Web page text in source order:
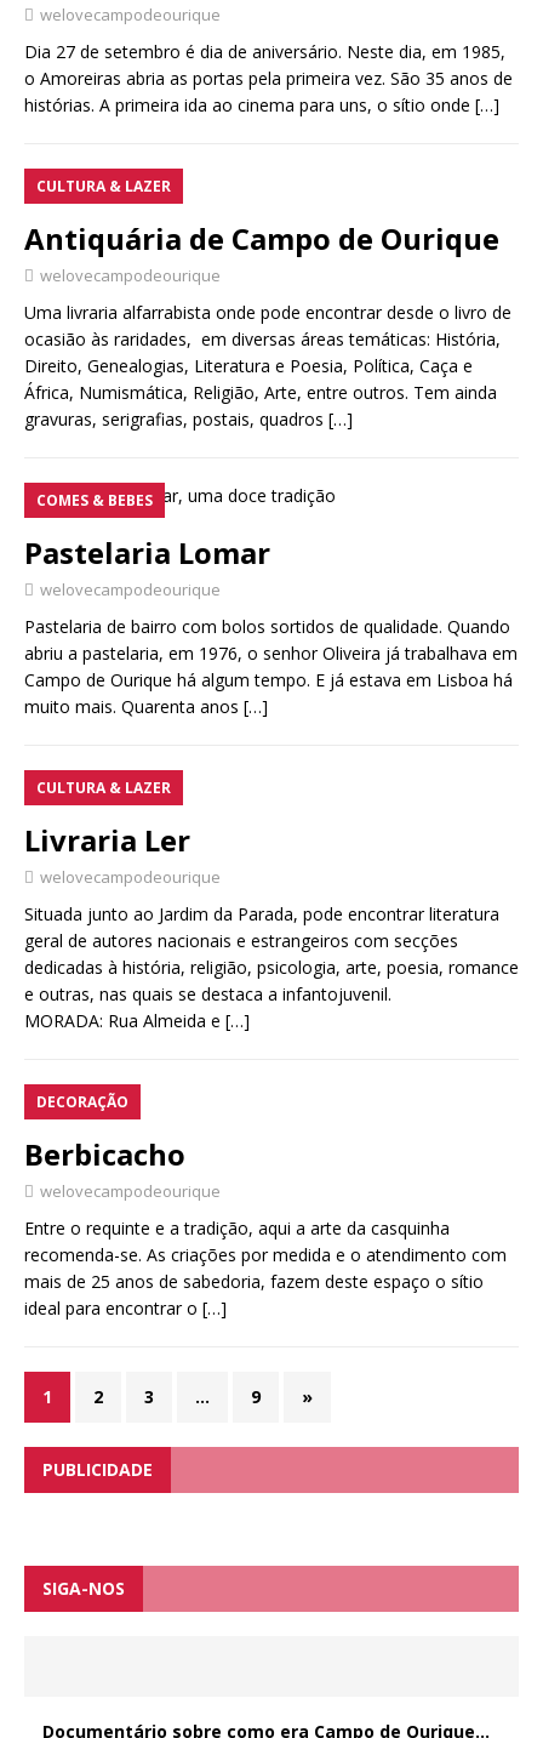
welovecampodeourique
Dia 27 de setembro é dia de aniversário. Neste dia, em 1985,
o Amoreiras abria as portas pela primeira vez. São 35 anos de
histórias. A primeira ida ao cinema para uns, o sítio onde […]
CULTURA & LAZER
Antiquária de Campo de Ourique
welovecampodeourique
Uma livraria alfarrabista onde pode encontrar desde o livro de
ocasião às raridades, em diversas áreas temáticas: História,
Direito, Genealogias, Literatura e Poesia, Política, Caça e
África, Numismática, Religião, Arte, entre outros. Tem ainda
gravuras, serigrafias, postais, quadros […]
COMES & BEBES
Pastelaria Lomar
welovecampodeourique
Pastelaria de bairro com bolos sortidos de qualidade. Quando
abriu a pastelaria, em 1976, o senhor Oliveira já trabalhava em
Campo de Ourique há algum tempo. E já estava em Lisboa há
muito mais. Quarenta anos […]
CULTURA & LAZER
Livraria Ler
welovecampodeourique
Situada junto ao Jardim da Parada, pode encontrar literatura
geral de autores nacionais e estrangeiros com secções
dedicadas à história, religião, psicologia, arte, poesia, romance
e outras, nas quais se destaca a infantojuvenil.
MORADA: Rua Almeida e […]
DECORAÇÃO
Berbicacho
welovecampodeourique
Entre o requinte e a tradição, aqui a arte da casquinha
recomenda-se. As criações por medida e o atendimento com
mais de 25 anos de sabedoria, fazem deste espaço o sítio
ideal para encontrar o […]
1 2 3 … 9 »
PUBLICIDADE
SIGA-NOS
Documentário sobre como era Campo de Ourique…